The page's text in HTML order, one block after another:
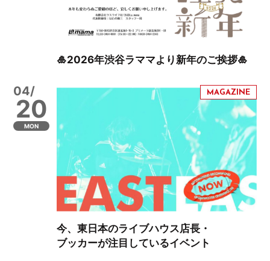
🎍2026年渋谷ラママより新年のご挨拶🎍
04/
20
MON
今、東日本のライブハウス店長・
ブッカーが注目しているイベント